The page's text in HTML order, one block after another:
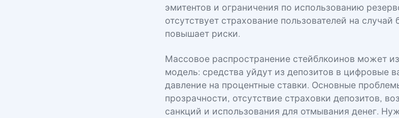
эмитентов и ограничения по использованию
отсутствует страхование пользователей на случай
повышает риски.
Массовое распространение стейблкоинов может
модель: средства уйдут из депозитов в цифровые
давление на процентные ставки. Основные
прозрачности, отсутствие страховки депозитов,
санкций и использования для отмывания денег.